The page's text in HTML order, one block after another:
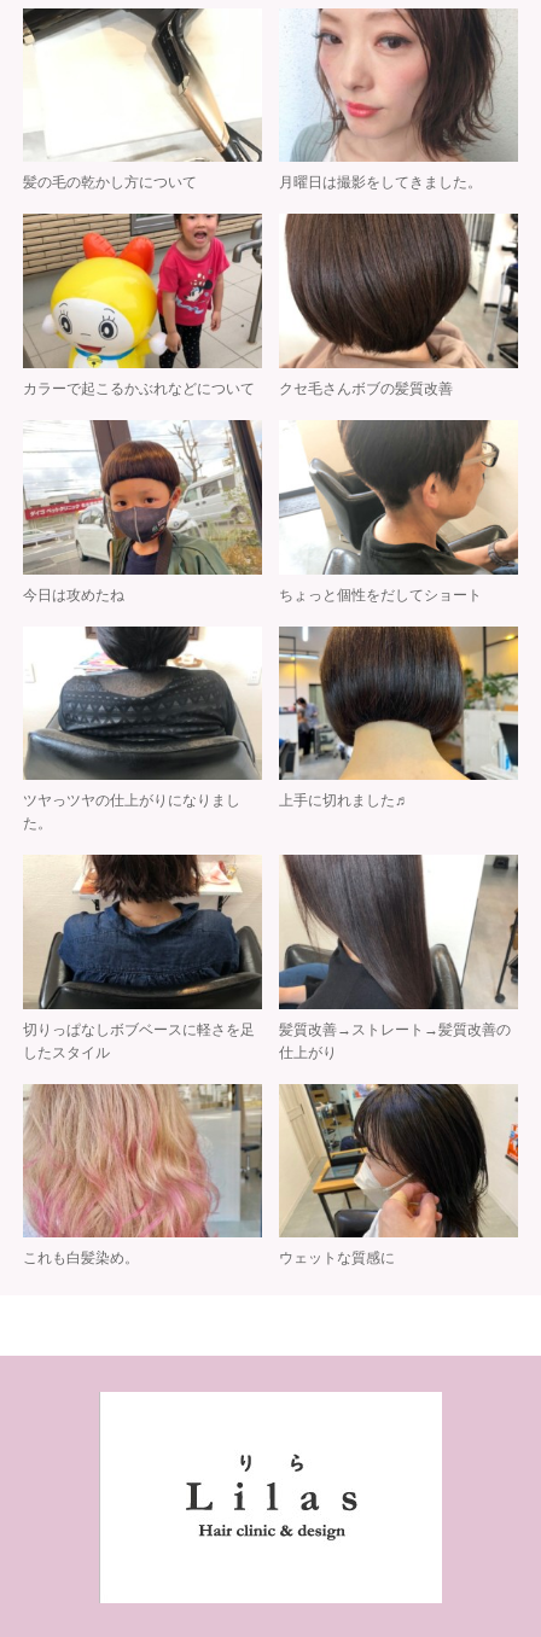
髪の毛の乾かし方について 月曜日は撮影をしてきました。
カラーで起こるかぶれなどについて クセ毛さんボブの髪質改善
今日は攻めたね ちょっと個性をだしてショート
ツヤっツヤの仕上がりになりまし
た。
上手に切れました♬
切りっぱなしボブベースに軽さを足
したスタイル
髪質改善→ストレート→髪質改善の
仕上がり
これも白髪染め。 ウェットな質感に